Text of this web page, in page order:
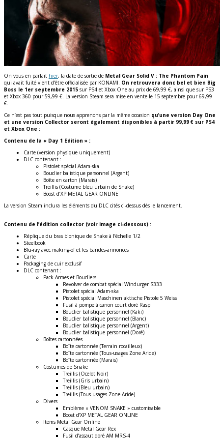
On vous en parlait hier, la date de sortie de Metal Gear Solid V : The Phantom Pain
qui avait fuité vient d’être officialisée par KONAMI. On retrouvera donc bel et bien Big
Boss le 1er septembre 2015 sur PS4 et Xbox One au prix de 69,99 €, ainsi que sur PS3
et Xbox 360 pour 59,99 €. La version Steam sera mise en vente le 15 septembre pour 69,99
€.
Ce n’est pas tout puisque nous apprenons par la même occasion qu’une version Day One
et une version Collector seront également disponibles à partir 99,99 € sur PS4
et Xbox One :
Contenu de la « Day 1 Edition » :
Carte (version physique uniquement)
DLC contenant :
Pistolet spécial Adam-ska
Bouclier balistique personnel (Argent)
Boîte en carton (Marais)
Treillis (Costume bleu urbain de Snake)
Boost d’XP METAL GEAR ONLINE
La version Steam inclura les éléments du DLC cités ci-dessus dès le lancement.
Contenu de l’édition collector (voir image ci-dessous) :
Réplique du bras bionique de Snake à l’échelle 1/2
Steelbook
Blu-ray avec making-of et les bandes-annonces
Carte
Packaging de cuir exclusif
DLC contenant :
Pack Armes et Boucliers
Revolver de combat spécial Windurger S333
Pistolet spécial Adam-ska
Pistolet spécial Maschinen aktische Pistole 5 Weiss
Fusil à pompe à canon court doré Rasp
Bouclier balistique personnel (Kaki)
Bouclier balistique personnel (Blanc)
Bouclier balistique personnel (Argent)
Bouclier balistique personnel (Doré)
Boîtes cartonnées
Boîte cartonnée (Terrain rocailleux)
Boîte cartonnée (Tous-usages Zone Aride)
Boîte cartonnée (Marais)
Costumes de Snake
Treillis (Ocelot Noir)
Treillis (Gris urbain)
Treillis (Bleu urbain)
Treillis (Tous-usages Zone Aride)
Divers
Emblème « VENOM SNAKE » customisable
Boost d’XP METAL GEAR ONLINE
Items Metal Gear Online
Casque Metal Gear Rex
Fusil d’assaut doré AM MRS-4